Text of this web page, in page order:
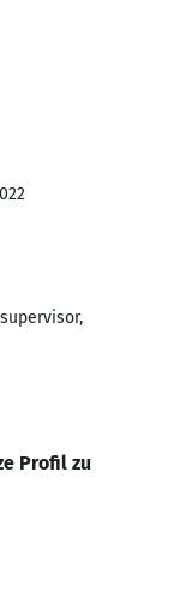
Profil zu